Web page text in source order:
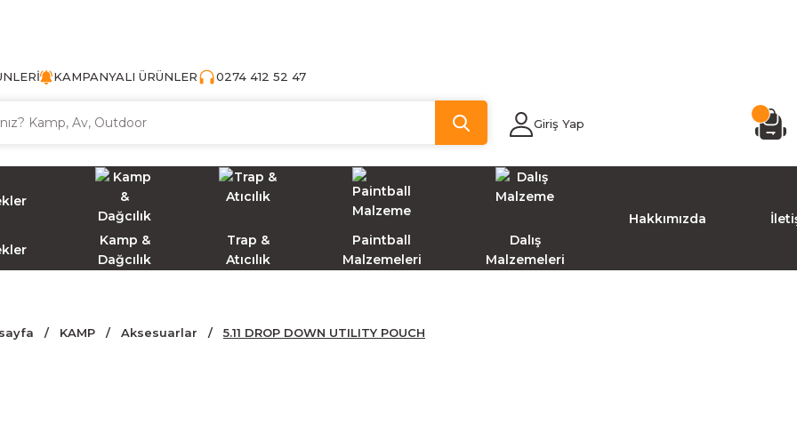
KAMPANYALI ÜRÜNLER 0274 412 52 47
Giriş Yap
Kamp &
Dağcılık
Trap &
Atıcılık
Paintball
Malzemeleri
Dalış
Malzemeleri
Hakkımızda
KAMP Aksesuarlar 5.11 DROP DOWN UTILITY POUCH